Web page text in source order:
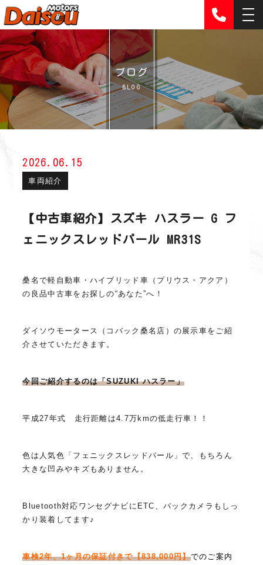
ブログ
BLOG
2026.06.15
車両紹介
【中古車紹介】スズキ ハスラー G フ
ェニックスレッドパール MR31S
桑名で軽自動車・ハイブリッド車（プリウス・アクア）
の良品中古車をお探しの“あなた”へ！
ダイソウモータース（コバック桑名店）の展示車をご紹
介させていただきます。
今回ご紹介するのは「SUZUKI ハスラー」
平成27年式 走行距離は4.7万kmの低走行車！！
色は人気色「フェニックスレッドパール」で、もちろん
大きな凹みやキズもありません。
Bluetooth対応ワンセグナビにETC、バックカメラもしっ
かり装着してます♪
車検2年、1ヶ月の保証付きで【838,000円】でのご案内